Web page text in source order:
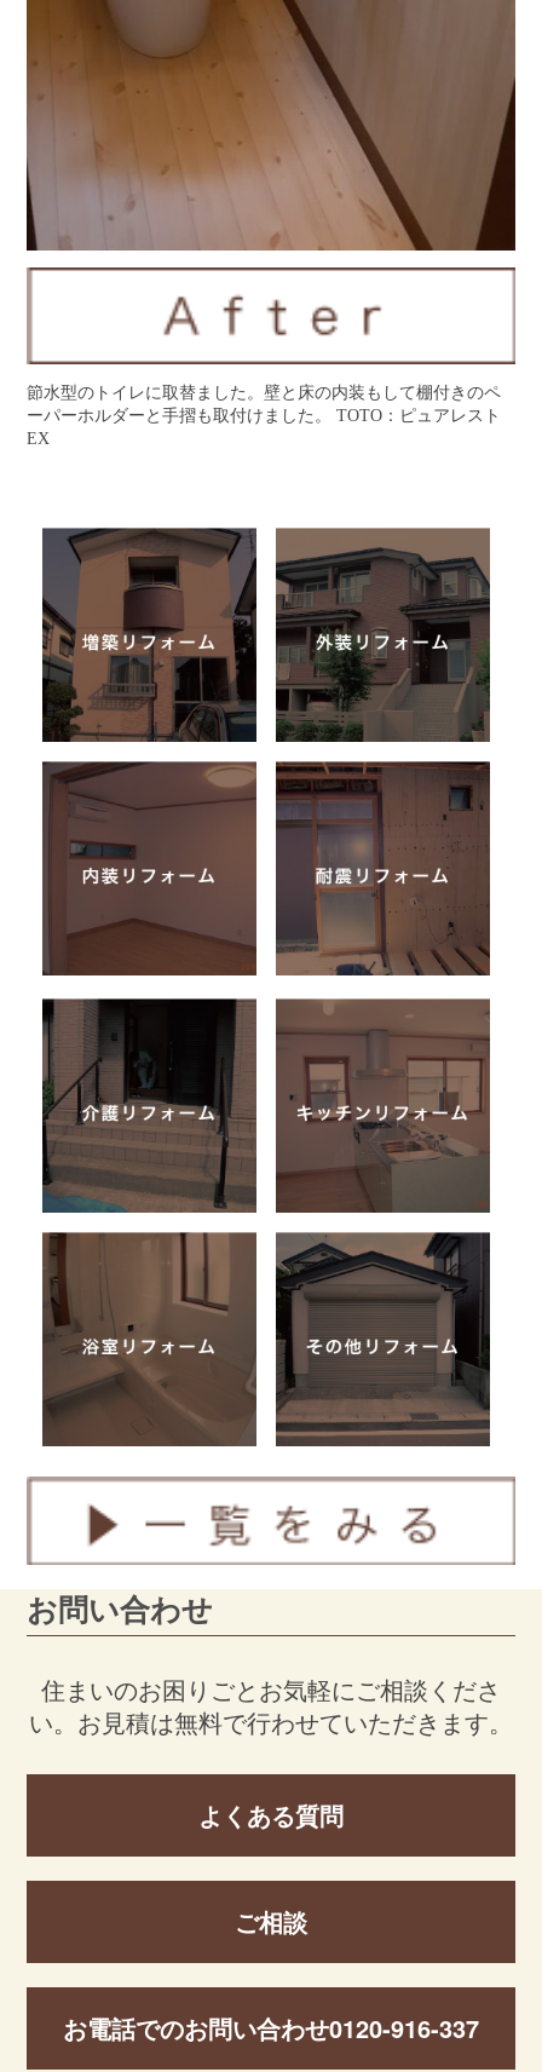
節水型のトイレに取替ました。壁と床の内装もして棚付きのペ
ーパーホルダーと手摺も取付けました。 TOTO：ピュアレスト
EX
お問い合わせ
住まいのお困りごとお気軽にご相談くださ
い。 お見積は無料で行わせていただきます。
よくある質問
ご相談
お電話でのお問い合わせ0120-916-337